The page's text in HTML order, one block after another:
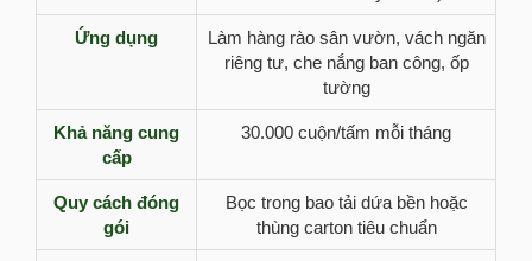
Ứng dụng
Làm hàng rào sân vườn, vách ngăn
riêng tư, che nắng ban công, ốp
tường
Khả năng cung
cấp
30.000 cuộn/tấm mỗi tháng
Quy cách đóng
gói
Bọc trong bao tải dứa bền hoặc
thùng carton tiêu chuẩn